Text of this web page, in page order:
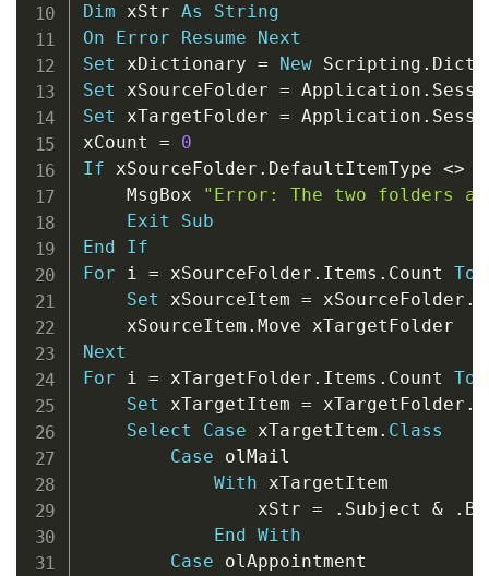
Dim xStr As
String
On
Error Resume
Next
Set xDictionary = New Scripting .
Set xSourceFolder = Application .
Set xTargetFolder = Application .
xCount =
0
If xSourceFolder . DefaultItemType <>
    MsgBox
"Error: The two folders
Exit
Sub
End
If
For i = xSourceFolder . Items . Count To
Set xSourceItem = xSourceFolder .
    xSourceItem
.
Next
For i = xTargetFolder . Items . Count To
Set xTargetItem = xTargetFolder .
Select
Case xTargetItem . Class
Case olMail
With xTargetItem
                xStr
= . Subject & .
End
With
Case olAppointment